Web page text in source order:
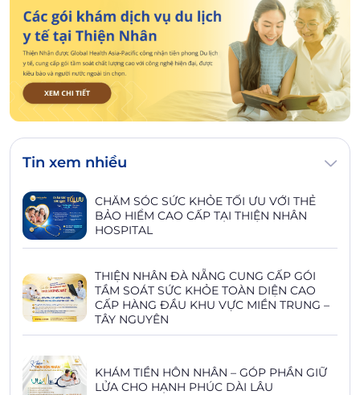
Tin xem nhiều
CHĂM SÓC SỨC KHỎE TỐI ƯU VỚI THẺ
BẢO HIỂM CAO CẤP TẠI THIỆN NHÂN
HOSPITAL
THIỆN NHÂN ĐÀ NẴNG CUNG CẤP GÓI
TẦM SOÁT SỨC KHỎE TOÀN DIỆN CAO
CẤP HÀNG ĐẦU KHU VỰC MIỀN TRUNG –
TÂY NGUYÊN
KHÁM TIỀN HÔN NHÂN – GÓP PHẦN GIỮ
LỬA CHO HẠNH PHÚC DÀI LÂU